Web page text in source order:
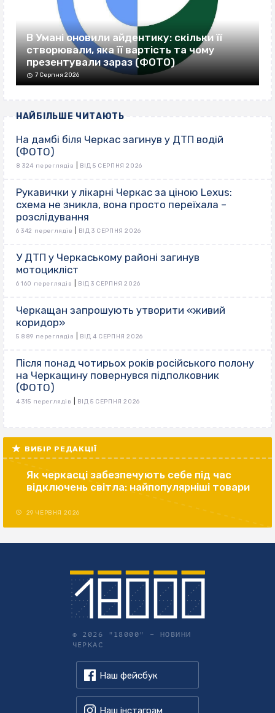
В Умані оновили айдентику: скільки її
створювали, яка її вартість та чому
презентували зараз (ФОТО)
7 Серпня 2026
НАЙБІЛЬШЕ ЧИТАЮТЬ
На дамбі біля Черкас загинув у ДТП водій
(ФОТО)
8 324 переглядів ВІД 5 СЕРПНЯ 2026
Рукавички у лікарні Черкас за ціною Lexus:
схема не зникла, вона просто переїхала –
розслідування
6 342 переглядів ВІД 3 СЕРПНЯ 2026
У ДТП у Черкаському районі загинув
мотоцикліст
6 160 переглядів ВІД 3 СЕРПНЯ 2026
Черкащан запрошують утворити «живий
коридор»
5 889 переглядів ВІД 4 СЕРПНЯ 2026
Після понад чотирьох років російського полону
на Черкащину повернувся підполковник
(ФОТО)
4 315 переглядів ВІД 5 СЕРПНЯ 2026
ВИБІР РЕДАКЦІЇ
Як черкасці забезпечують себе під час
відключень світла: найпопулярніші товари
29 ЧЕРВНЯ 2026
© 2026 "18000" – НОВИНИ
ЧЕРКАС
Наш фейсбук
Наш інстаграм